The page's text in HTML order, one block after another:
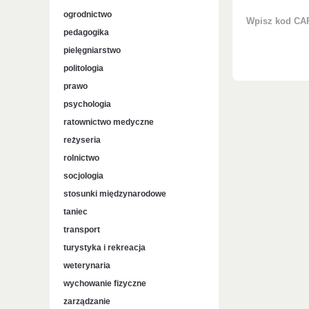
Wpisz kod
ogrodnictwo
pedagogika
pielęgniarstwo
politologia
prawo
psychologia
ratownictwo medyczne
reżyseria
rolnictwo
socjologia
stosunki międzynarodowe
taniec
transport
turystyka i rekreacja
weterynaria
wychowanie fizyczne
zarządzanie